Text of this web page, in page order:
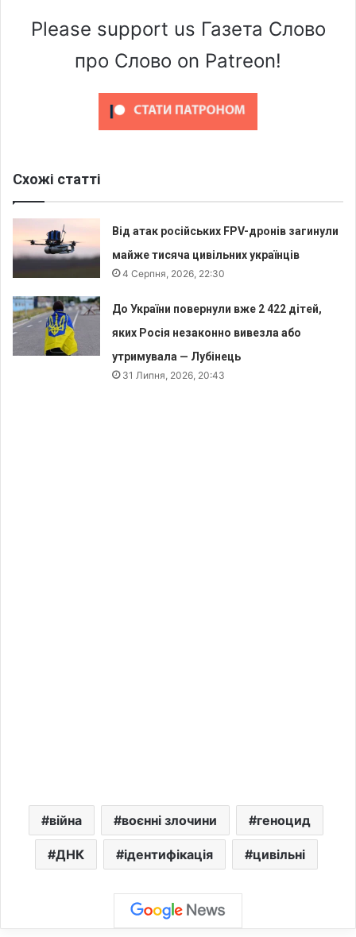
Please support us Газета Слово
про Слово on Patreon!
Схожі статті
Від атак російських FPV-дронів загинули
майже тисяча цивільних українців
4 Серпня, 2026, 22:30
До України повернули вже 2 422 дітей,
яких Росія незаконно вивезла або
утримувала — Лубінець
31 Липня, 2026, 20:43
війна воєнні злочини геноцид
ДНК ідентифікація цивільні